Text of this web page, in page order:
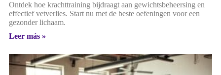
Ontdek hoe krachttraining bijdraagt aan gewichtsbeheersing en
effectief vetverlies. Start nu met de beste oefeningen voor een
gezonder lichaam.
Leer más »